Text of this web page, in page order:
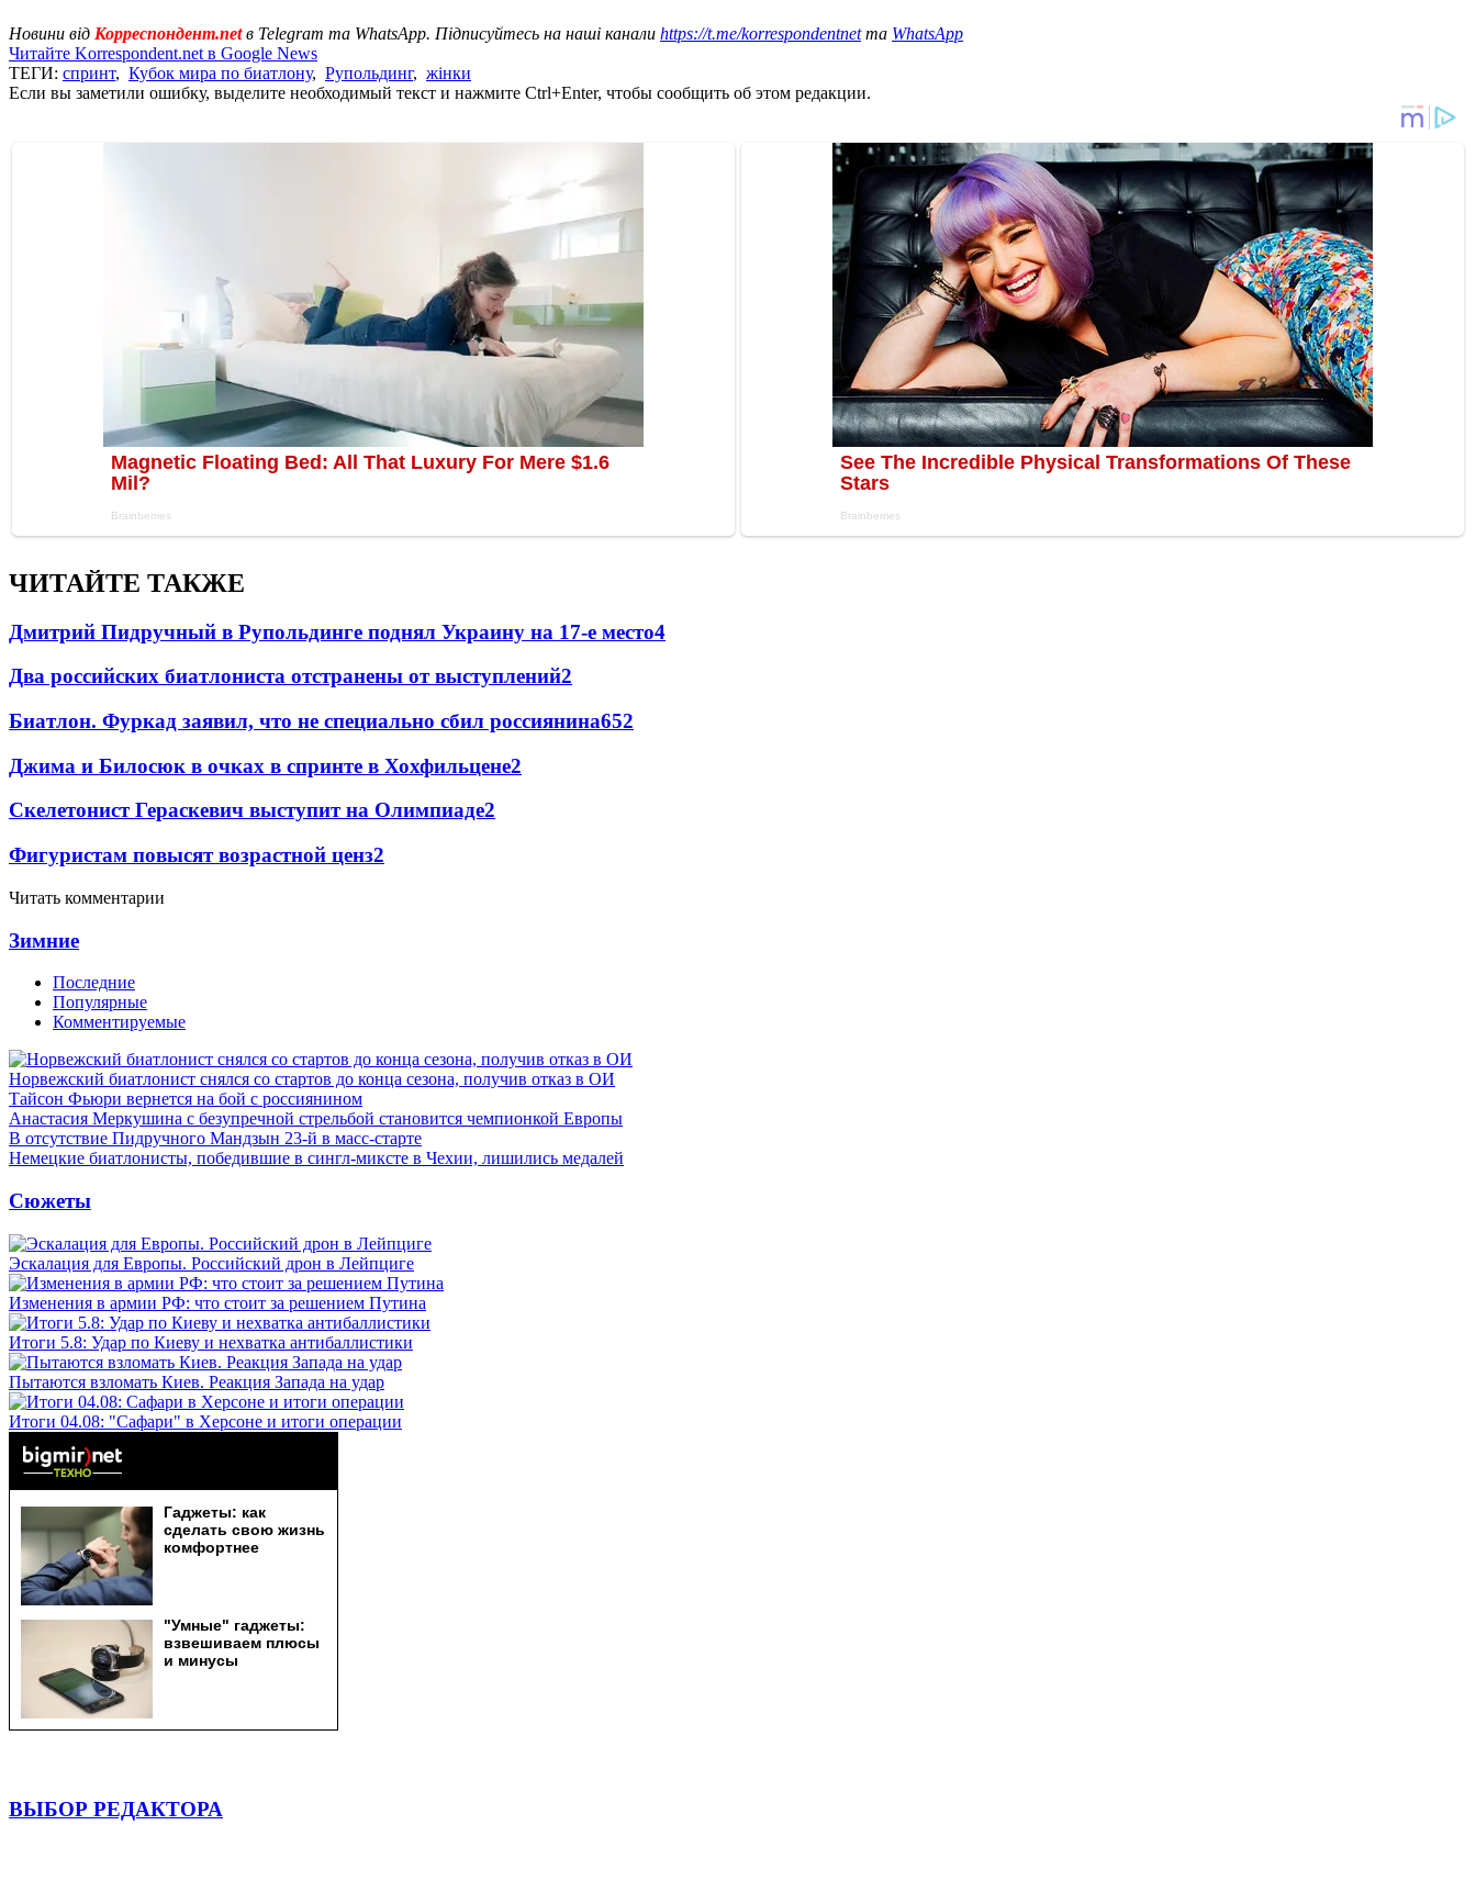
Новини від Корреспондент.netв Telegram та WhatsApp. Підписуйтесь на наші канали https://t.me/korrespondentnetта WhatsApp
Читайте Korrespondent.net в Google News
ТЕГИ: спринт, Кубок мира по биатлону, Рупольдинг, жінки
Если вы заметили ошибку, выделите необходимый текст и нажмите Ctrl+Enter, чтобы сообщить об этом редакции.
ЧИТАЙТЕ ТАКЖЕ
Дмитрий Пидручный в Рупольдинге поднял Украину на 17-е место4
Два российских биатлониста отстранены от выступлений2
Биатлон. Фуркад заявил, что не специально сбил россиянина652
Джима и Билосюк в очках в спринте в Хохфильцене2
Скелетонист Гераскевич выступит на Олимпиаде2
Фигуристам повысят возрастной ценз2
Читать комментарии
Зимние
Последние
Популярные
Комментируемые
Норвежский биатлонист снялся со стартов до конца сезона, получив отказ в ОИ
Тайсон Фьюри вернется на бой с россиянином
Анастасия Меркушина с безупречной стрельбой становится чемпионкой Европы
В отсутствие Пидручного Мандзын 23-й в масс-старте
Немецкие биатлонисты, победившие в сингл-миксте в Чехии, лишились медалей
Сюжеты
Эскалация для Европы. Российский дрон в Лейпциге
Изменения в армии РФ: что стоит за решением Путина
Итоги 5.8: Удар по Киеву и нехватка антибаллистики
Пытаются взломать Киев. Реакция Запада на удар
Итоги 04.08: "Сафари" в Херсоне и итоги операции
ВЫБОР РЕДАКТОРА